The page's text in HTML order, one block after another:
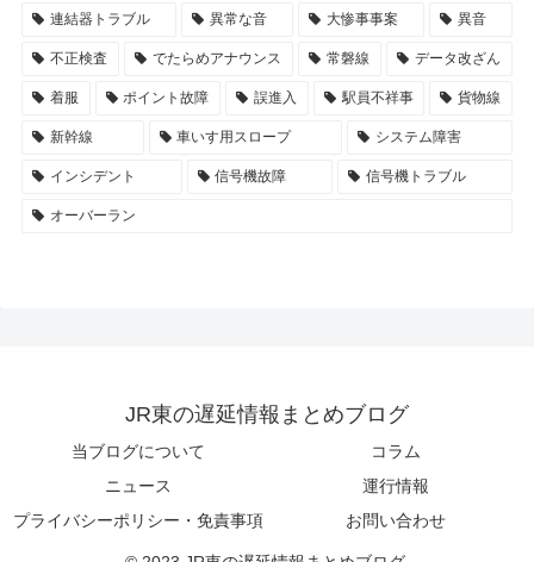
連結器トラブル 異常な音 大惨事事案 異音
不正検査 でたらめアナウンス 常磐線 データ改ざん
着服 ポイント故障 誤進入 駅員不祥事 貨物線
新幹線 車いす用スロープ システム障害
インシデント 信号機故障 信号機トラブル
オーバーラン
JR東の遅延情報まとめブログ
当ブログについて
コラム
ニュース
運行情報
プライバシーポリシー・免責事項
お問い合わせ